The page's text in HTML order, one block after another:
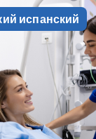
испанский